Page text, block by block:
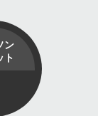
ン
ト